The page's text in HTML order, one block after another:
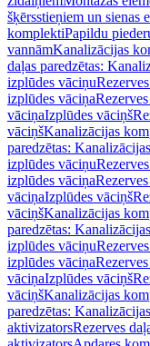
šķērsstieņiem un sienas
komplektiPapildu
vannāmKanalizācijas
daļas paredzētas:
izplūdes vāciņu
izplūdes vāciņa
vāciņaIzplūdes vāciņš
vāciņšKanalizācijas
paredzētas:
izplūdes vāciņu
izplūdes vāciņa
vāciņaIzplūdes vāciņš
vāciņšKanalizācijas
paredzētas:
izplūdes vāciņu
izplūdes vāciņa
vāciņaIzplūdes vāciņš
vāciņšKanalizācijas
paredzētas:
aktivizatorsRezerves